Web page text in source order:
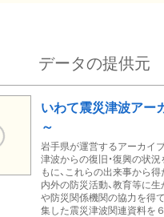
データの提供元
いわて震災津波アー
～
岩手県が運営するアーカイ
津波からの復旧・復興の状
もに、これらの出来事から
内外の防災活動、教育等に生
や防災関係機関の協力を得
集した震災津波関連資料を